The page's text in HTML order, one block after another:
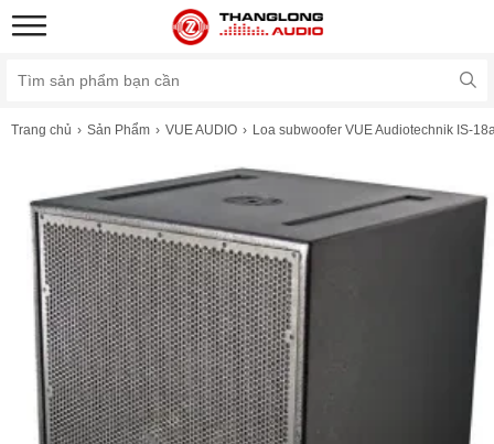
Trang chủ Sản Phẩm VUE AUDIO Loa subwoofer VUE Audiotechnik IS-